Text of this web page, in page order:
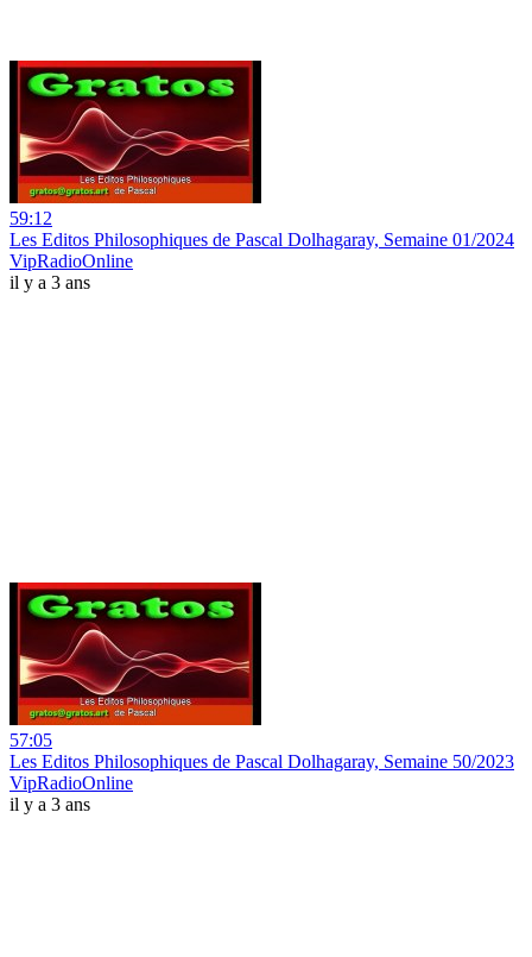
59:12
Les Editos Philosophiques de Pascal Dolhagaray, Semaine 01/2024
VipRadioOnline
il y a 3 ans
57:05
Les Editos Philosophiques de Pascal Dolhagaray, Semaine 50/2023
VipRadioOnline
il y a 3 ans